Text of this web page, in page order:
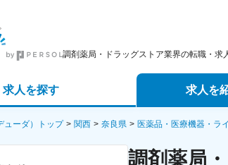
調剤薬局・ドラッグストア業界の転職・求
求人を探す
す
求人を
エージェントサ
スカウトサービス
ューダ）トップ 関西 奈良県 医薬品・医療機器・ラ
調剤薬局